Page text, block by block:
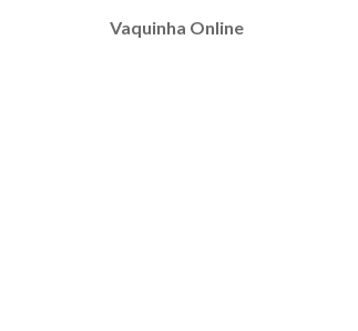
Vaquinha Online